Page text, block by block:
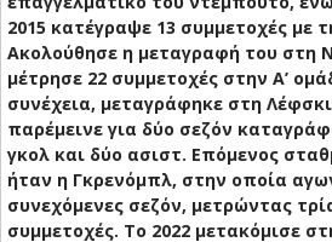
2015 κατέγραψε 13 συμμετοχές με
Ακολούθησε η μεταγραφή του στη
μέτρησε 22 συμμετοχές στην Α’
συνέχεια, μεταγράφηκε στη
παρέμεινε για δύο σεζόν
γκολ και δύο ασιστ. Επόμενος
ήταν η Γκρενόμπλ, στην οποία
συνεχόμενες σεζόν, μετρώντας
συμμετοχές. Το 2022 μετακόμισε